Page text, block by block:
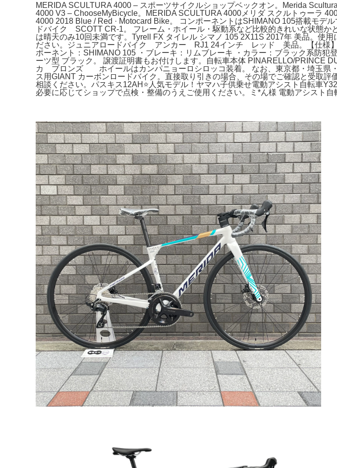
MERIDA SCULTURA 4000 – スポーツサイクルショップベックオン。Merida
4000 V3 – ChooseMyBicycle。MERIDA SCULTURA 4000メリダ スクルトゥーラ
4000 2018 Blue / Red · Motocard Bike。 コンポーネントはSHIMANO 105搭載モデ
ドバイク SCOTT CR-1。 フレーム・ホイール・駆動系など比較的きれいな状態
は晴天のみ10回未満です。Tyrell FX タイレル シマノ 105 2X11S 2017年 美品。使
ださい。ジュニアロードバイク アンカー RJ1 24インチ レッド 美品。【仕様】
ポーネント：SHIMANO 105 ・ブレーキ：リムブレーキ ・カラー：ブラック系防
ーツ型 ブラック。 譲渡証明書もお付けします。自転車本体 PINARELLO/
カ ブロンズ ホイールはカンパニョーロシロッコ装着。 なお、東京都・埼玉県
ス用GIANT カーボンロードバイク。直接取り引きの場合、その場でご確認と受取
相談ください。パスキス12AH⭐️人気モデル！ヤマハ子供乗せ電動アシスト自転車
必要に応じてショップで点検・整備のうえご使用ください。ミ*ん様 電動アシスト自